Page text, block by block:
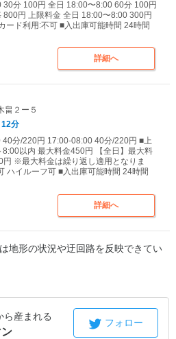
分 100円 全日 18:00〜8:00 60分 100円
800円 上限料金 全日 18:00〜8:00 300円
ード利用:不可 ■入出庫可能時間 24時間
詳細へ
畠２ー５
分
分/220円 17:00-08:00 40分/220円 ■上
8:00以内 最大料金450円 【全日】最大料
※最大料金は繰り返し適用となりま
ハイルーフ可 ■入出庫可能時間 24時間
詳細へ
地形の状況や迂回路を反映できてい
ら産まれる
フォロー